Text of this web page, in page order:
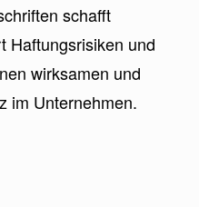
schafft
Haftungsrisiken und
wirksamen und
im Unternehmen.